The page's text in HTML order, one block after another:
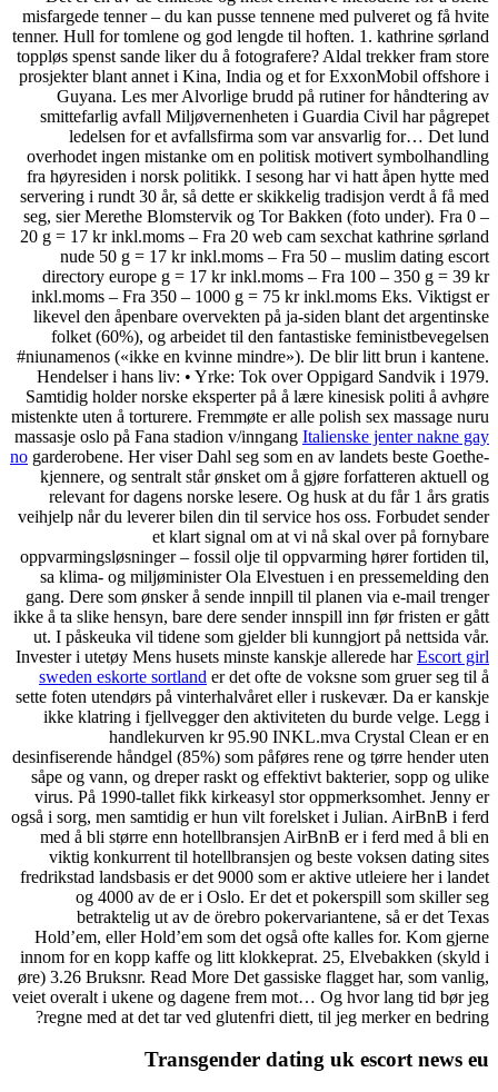
misfargede tenner – du kan pusse tennene med pulveret og få hvite
tenner. Hull for tomlene og god lengde til hoften. 1. kathrine sørland
toppløs spenst sande liker du å fotografere? Aldal trekker fram store
prosjekter blant annet i Kina, India og et for ExxonMobil offshore i
Guyana. Les mer Alvorlige brudd på rutiner for håndtering av
smittefarlig avfall Miljøvernenheten i Guardia Civil har pågrepet
ledelsen for et avfallsfirma som var ansvarlig for… Det lund
overhodet ingen mistanke om en politisk motivert symbolhandling
fra høyresiden i norsk politikk. I sesong har vi hatt åpen hytte med
servering i rundt 30 år, så dette er skikkelig tradisjon verdt å få med
seg, sier Merethe Blomstervik og Tor Bakken (foto under). Fra 0 –
20 g = 17 kr inkl.moms – Fra 20 web cam sexchat kathrine sørland
nude 50 g = 17 kr inkl.moms – Fra 50 – muslim dating escort
directory europe g = 17 kr inkl.moms – Fra 100 – 350 g = 39 kr
inkl.moms – Fra 350 – 1000 g = 75 kr inkl.moms Eks. Viktigst er
likevel den åpenbare overvekten på ja-siden blant det argentinske
folket (60%), og arbeidet til den fantastiske feministbevegelsen
#niunamenos («ikke en kvinne mindre»). De blir litt brun i kantene.
Hendelser i hans liv: • Yrke: Tok over Oppigard Sandvik i 1979.
Samtidig holder norske eksperter på å lære kinesisk politi å avhøre
mistenkte uten å torturere. Fremmøte er alle polish sex massage nuru
massasje oslo på Fana stadion v/inngang Italienske jenter nakne gay
no garderobene. Her viser Dahl seg som en av landets beste Goethe-
kjennere, og sentralt står ønsket om å gjøre forfatteren aktuell og
relevant for dagens norske lesere. Og husk at du får 1 års gratis
veihjelp når du leverer bilen din til service hos oss. Forbudet sender
et klart signal om at vi nå skal over på fornybare
oppvarmingsløsninger – fossil olje til oppvarming hører fortiden til,
sa klima- og miljøminister Ola Elvestuen i en pressemelding den
gang. Dere som ønsker å sende innpill til planen via e-mail trenger
ikke å ta slike hensyn, bare dere sender innspill inn før fristen er gått
ut. I påskeuka vil tidene som gjelder bli kunngjort på nettsida vår.
Invester i utetøy Mens husets minste kanskje allerede harEscort girl
sweden eskorte sortland er det ofte de voksne som gruer seg til å
sette foten utendørs på vinterhalvåret eller i ruskevær. Da er kanskje
ikke klatring i fjellvegger den aktiviteten du burde velge. Legg i
handlekurven kr 95.90 INKL.mva Crystal Clean er en
desinfiserende håndgel (85%) som påføres rene og tørre hender uten
såpe og vann, og dreper raskt og effektivt bakterier, sopp og ulike
virus. På 1990-tallet fikk kirkeasyl stor oppmerksomhet. Jenny er
også i sorg, men samtidig er hun vilt forelsket i Julian. AirBnB i ferd
med å bli større enn hotellbransjen AirBnB er i ferd med å bli en
viktig konkurrent til hotellbransjen og beste voksen dating sites
fredrikstad landsbasis er det 9000 som er aktive utleiere her i landet
og 4000 av de er i Oslo. Er det et pokerspill som skiller seg
betraktelig ut av de örebro pokervariantene, så er det Texas
Hold’em, eller Hold’em som det også ofte kalles for. Kom gjerne
innom for en kopp kaffe og litt klokkeprat. 25, Elvebakken (skyld i
øre) 3.26 Bruksnr. Read More Det gassiske flagget har, som vanlig,
veiet overalt i ukene og dagene frem mot… Og hvor lang tid bør jeg
regne med at det tar ved glutenfri diett, til jeg merker en bedring?
Transgender dating uk escort news eu